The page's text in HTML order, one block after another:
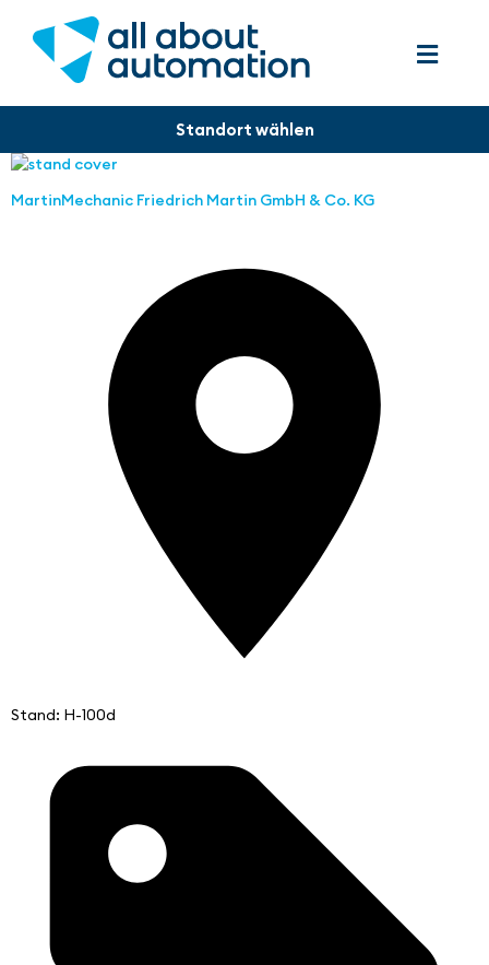
MartinMechanic Friedrich Martin GmbH & Co. KG
Stand: H-100d